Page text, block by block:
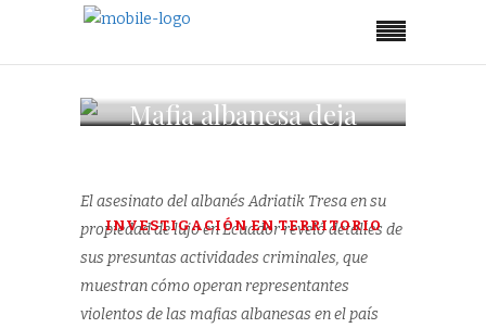
Mafia albanesa deja
INVESTIGACIÓN EN TERRITORIO
El asesinato del albanés Adriatik Tresa en su
propiedad de lujo en Ecuador reveló detalles de
sus presuntas actividades criminales, que
muestran cómo operan representantes
violentos de las mafias albanesas en el país